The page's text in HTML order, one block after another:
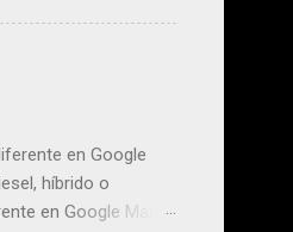
en Google
híbrido o
en Google Maps.